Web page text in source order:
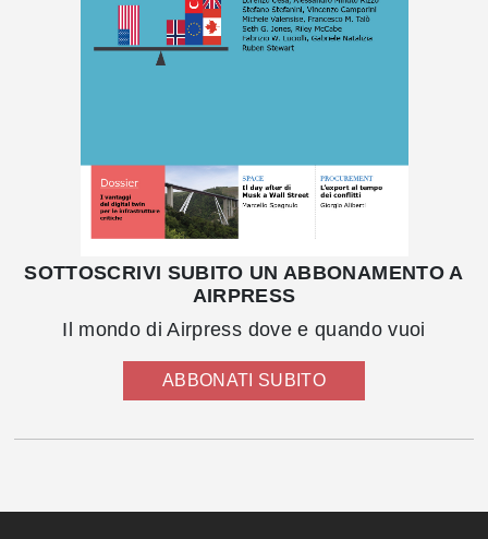
SOTTOSCRIVI SUBITO UN ABBONAMENTO A
AIRPRESS
Il mondo di Airpress dove e quando vuoi
ABBONATI SUBITO